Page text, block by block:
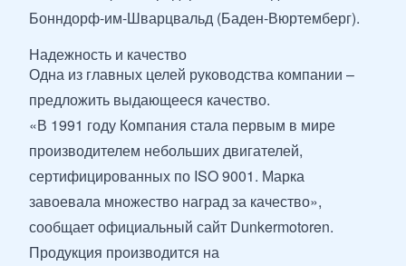
Бонндорф-им-Шварцвальд (Баден-Вюртемберг).
Надежность и качество
Одна из главных целей руководства компании –
предложить выдающееся качество.
«В 1991 году Компания стала первым в мире
производителем небольших двигателей,
сертифицированных по ISO 9001. Марка
завоевала множество наград за качество»,
сообщает официальный сайт Dunkermotoren.
Продукция производится на